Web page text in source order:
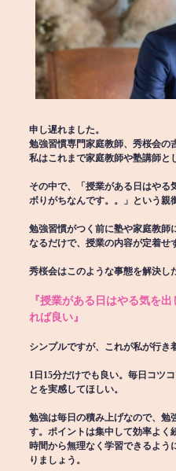
申し遅れました。
勉強習慣専門家庭教師、秀桜会の
私はこれまで家庭教師や塾講師と
その中で、「授業がある日はやる
ボりがちなんです。。」という親
勉強習慣がつく前に塾や家庭教師
なるだけで、授業の内容が定着せ
秀桜会はこのような事態を解決し
『授業がある日はやる気を
れば良い』
シンプルですが、これが私が行き
1日15分だけでも良い。毎日コツ
とを実感してほしい。
勉強は毎日の積み上げなので、勉
す。ポイントは集中して効率よく
時間から無理なく学習できるよう
りましょう。